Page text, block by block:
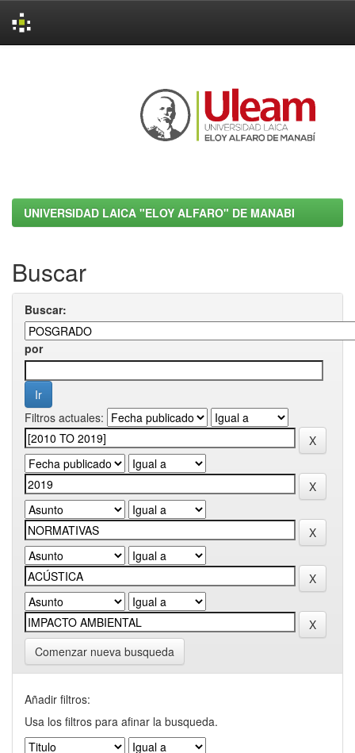
UNIVERSIDAD LAICA "ELOY ALFARO" DE MANABI
Buscar
Buscar:
por
Filtros actuales:
Comenzar nueva busqueda
Añadir filtros:
Usa los filtros para afinar la busqueda.